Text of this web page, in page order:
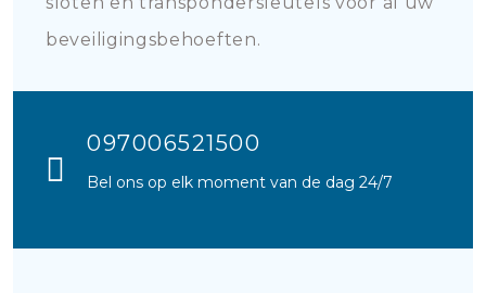
beveiligingsbehoeften.
097006521500
Bel ons op elk moment van de dag 24/7